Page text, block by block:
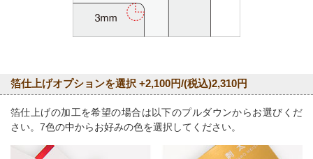
箔仕上げオプションを選択 +2,100円/(税込)2,310円
箔仕上げの加工を希望の場合は以下のプルダウンからお選びくだ
さい。7色の中からお好みの色を選択してください。